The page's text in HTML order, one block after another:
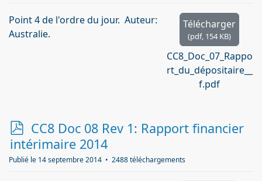
Télécharger
(pdf, 154 KB)
CC8_Doc_07_Rappo
rt_du_dépositaire__
f.pdf
Point 4 de l'ordre du jour. Auteur:
Australie.
p
d
f
CC8 Doc 08 Rev 1: Rapport financier
intérimaire 2014
Publié le 14 septembre 2014 2488 téléchargements